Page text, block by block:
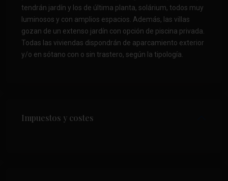
tendrán jardín y los de última planta, solárium, todos muy
luminosos y con amplios espacios. Además, las villas
gozan de un extenso jardín con opción de piscina privada.
Todas las viviendas dispondrán de aparcamiento exterior
y/o en sótano con o sin trastero, según la tipología.
Impuestos y costes